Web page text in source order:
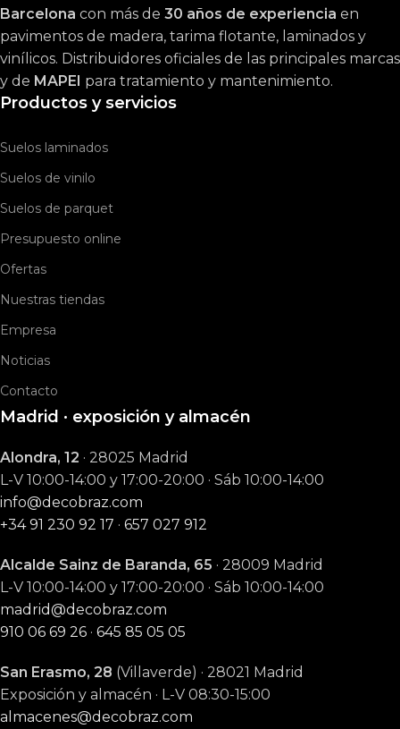
Barcelona con más de 30 años de experiencia en
pavimentos de madera, tarima flotante, laminados y
vinílicos. Distribuidores oficiales de las principales marcas
y de MAPEI para tratamiento y mantenimiento.
Productos y servicios
Suelos laminados
Suelos de vinilo
Suelos de parquet
Presupuesto online
Ofertas
Nuestras tiendas
Empresa
Noticias
Contacto
Madrid · exposición y almacén
Alondra, 12 · 28025 Madrid
L-V 10:00-14:00 y 17:00-20:00 · Sáb 10:00-14:00
info@decobraz.com
+34 91 230 92 17 · 657 027 912
Alcalde Sainz de Baranda, 65 · 28009 Madrid
L-V 10:00-14:00 y 17:00-20:00 · Sáb 10:00-14:00
madrid@decobraz.com
910 06 69 26 · 645 85 05 05
San Erasmo, 28 (Villaverde) · 28021 Madrid
Exposición y almacén · L-V 08:30-15:00
almacenes@decobraz.com